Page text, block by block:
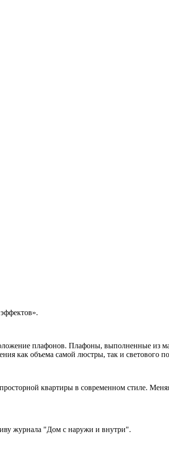
плафонов. Плафоны, выполненные из
как объема самой люстры, так и светового
квартиры в современном стиле.
журнала "Дом с наружи и внутри".